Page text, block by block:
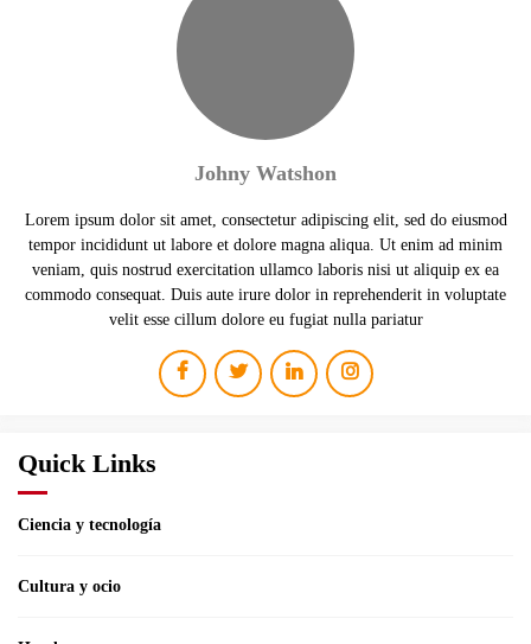
Johny Watshon
Lorem ipsum dolor sit amet, consectetur adipiscing elit, sed do eiusmod
tempor incididunt ut labore et dolore magna aliqua. Ut enim ad minim
veniam, quis nostrud exercitation ullamco laboris nisi ut aliquip ex ea
commodo consequat. Duis aute irure dolor in reprehenderit in voluptate
velit esse cillum dolore eu fugiat nulla pariatur
Quick Links
Ciencia y tecnología
Cultura y ocio